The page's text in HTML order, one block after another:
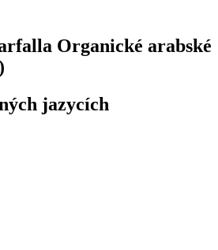
Organické arabské
jazycích